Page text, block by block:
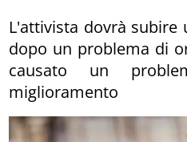
L'attivista dovrà
dopo un problema di
causato un
miglioramento